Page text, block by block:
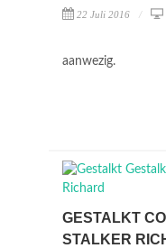
22 Juli 2016
aanwezig.
GESTALKT
STALKER